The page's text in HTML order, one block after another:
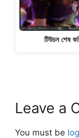
টিউচন শেষ
Leave a
You must be